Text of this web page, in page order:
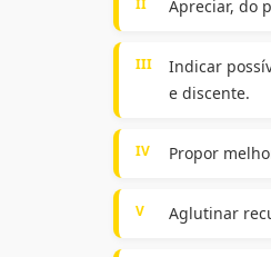
II Apreciar, do
III
Indicar
e discente.
IV Propor
V Aglutinar